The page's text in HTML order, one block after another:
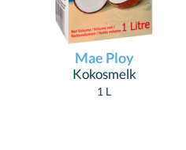
Mae Ploy
Kokosmelk
1 L